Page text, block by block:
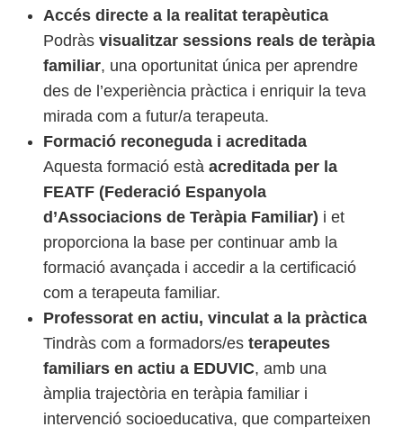
Accés directe a la realitat terapèutica
Podràs visualitzar sessions reals de teràpia
familiar, una oportunitat única per aprendre
des de l’experiència pràctica i enriquir la teva
mirada com a futur/a terapeuta.
Formació reconeguda i acreditada
Aquesta formació està acreditada per la
FEATF (Federació Espanyola
d’Associacions de Teràpia Familiar) i et
proporciona la base per continuar amb la
formació avançada i accedir a la certificació
com a terapeuta familiar.
Professorat en actiu, vinculat a la pràctica
Tindràs com a formadors/es terapeutes
familiars en actiu a EDUVIC, amb una
àmplia trajectòria en teràpia familiar i
intervenció socioeducativa, que comparteixen